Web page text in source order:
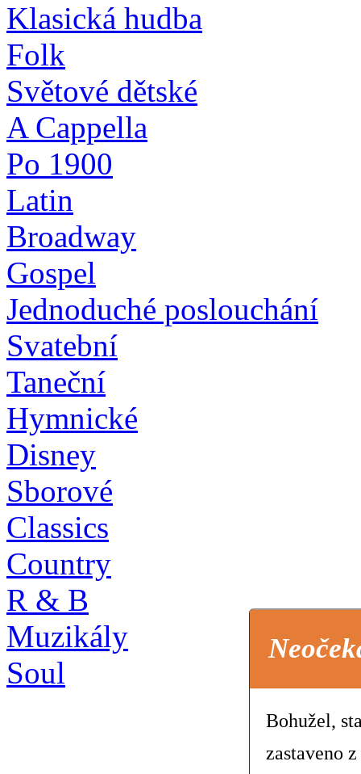
Klasická hudba
Folk
Světové dětské
A Cappella
Po 1900
Latin
Broadway
Gospel
Jednoduché poslouchání
Svatební
Taneční
Hymnické
Disney
Sborové
Classics
Country
R & B
Muzikály
Soul
Bohužel,
zastaveno